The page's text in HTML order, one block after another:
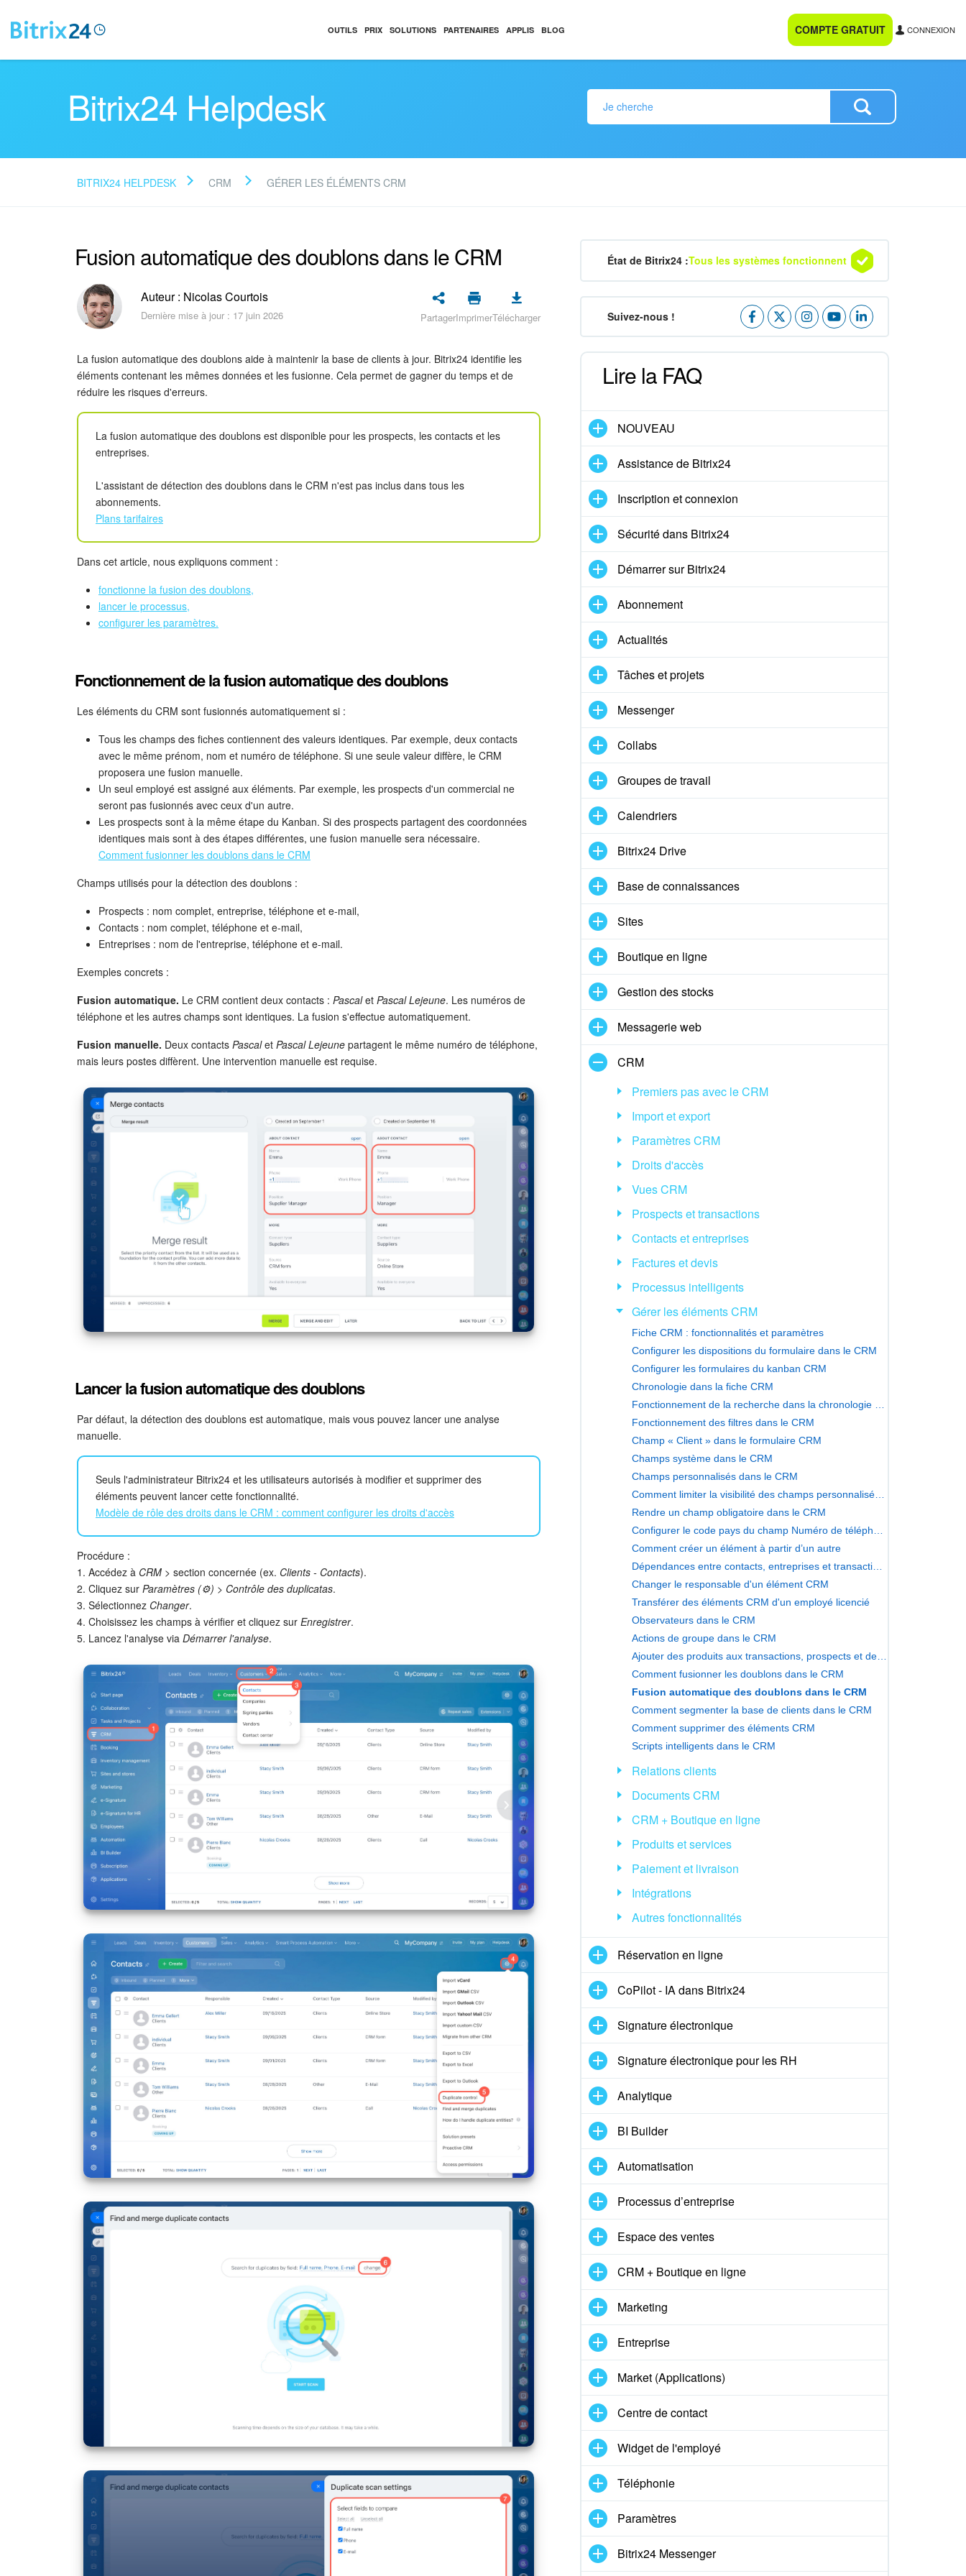
OUTILS PRIX SOLUTIONS PARTENAIRES APPLIS BLOG COMPTE GRATUIT CONNEXION
Bitrix24 Helpdesk
BITRIX24 HELPDESK CRM GÉRER LES ÉLÉMENTS CRM
Fusion automatique des doublons dans le CRM
Auteur : Nicolas Courtois
Dernière mise à jour : 17 juin 2026 PartagerImprimerTélécharger
La fusion automatique des doublons aide à maintenir la base de clients à jour. Bitrix24 identifie les
éléments contenant les mêmes données et les fusionne. Cela permet de gagner du temps et de
réduire les risques d'erreurs.
La fusion automatique des doublons est disponible pour les prospects, les contacts et les
entreprises.
L'assistant de détection des doublons dans le CRM n'est pas inclus dans tous les
abonnements.
Plans tarifaires
Dans cet article, nous expliquons comment :
fonctionne la fusion des doublons,
lancer le processus,
configurer les paramètres.
Fonctionnement de la fusion automatique des doublons
Les éléments du CRM sont fusionnés automatiquement si :
Tous les champs des fiches contiennent des valeurs identiques. Par exemple, deux contacts
avec le même prénom, nom et numéro de téléphone. Si une seule valeur diffère, le CRM
proposera une fusion manuelle.
Un seul employé est assigné aux éléments. Par exemple, les prospects d'un commercial ne
seront pas fusionnés avec ceux d'un autre.
Les prospects sont à la même étape du Kanban. Si des prospects partagent des coordonnées
identiques mais sont à des étapes différentes, une fusion manuelle sera nécessaire.
Comment fusionner les doublons dans le CRM
Champs utilisés pour la détection des doublons :
Prospects : nom complet, entreprise, téléphone et e-mail,
Contacts : nom complet, téléphone et e-mail,
Entreprises : nom de l'entreprise, téléphone et e-mail.
Exemples concrets :
Fusion automatique. Le CRM contient deux contacts : Pascalet Pascal Lejeune. Les numéros de
téléphone et les autres champs sont identiques. La fusion s'effectue automatiquement.
Fusion manuelle. Deux contacts Pascalet Pascal Lejeune partagent le même numéro de téléphone,
mais leurs postes diffèrent. Une intervention manuelle est requise.
Lancer la fusion automatique des doublons
Par défaut, la détection des doublons est automatique, mais vous pouvez lancer une analyse
manuelle.
Seuls l'administrateur Bitrix24 et les utilisateurs autorisés à modifier et supprimer des
éléments peuvent lancer cette fonctionnalité.
Modèle de rôle des droits dans le CRM : comment configurer les droits d'accès
Procédure :
1. Accédez à CRM > section concernée (ex. Clients - Contacts).
2. Cliquez sur Paramètres (⚙️) > Contrôle des duplicatas.
3. Sélectionnez Changer.
4. Choisissez les champs à vérifier et cliquez sur Enregistrer.
5. Lancez l'analyse via Démarrer l'analyse.
État de Bitrix24 :Tous les systèmes fonctionnent
Suivez-nous !
Lire la FAQ
NOUVEAU
Assistance de Bitrix24
Inscription et connexion
Sécurité dans Bitrix24
Démarrer sur Bitrix24
Abonnement
Actualités
Tâches et projets
Messenger
Collabs
Groupes de travail
Calendriers
Bitrix24 Drive
Base de connaissances
Sites
Boutique en ligne
Gestion des stocks
Messagerie web
CRM
Premiers pas avec le CRM
Import et export
Paramètres CRM
Droits d'accès
Vues CRM
Prospects et transactions
Contacts et entreprises
Factures et devis
Processus intelligents
Gérer les éléments CRM
Fiche CRM : fonctionnalités et paramètres
Configurer les dispositions du formulaire dans le CRM
Configurer les formulaires du kanban CRM
Chronologie dans la fiche CRM
Fonctionnement des filtres dans le CRM
Champ « Client » dans le formulaire CRM
Champs système dans le CRM
Champs personnalisés dans le CRM
Rendre un champ obligatoire dans le CRM
Comment créer un élément à partir d’un autre
Changer le responsable d'un élément CRM
Transférer des éléments CRM d'un employé licencié
Observateurs dans le CRM
Actions de groupe dans le CRM
Comment fusionner les doublons dans le CRM
Fusion automatique des doublons dans le CRM
Comment segmenter la base de clients dans le CRM
Comment supprimer des éléments CRM
Scripts intelligents dans le CRM
Relations clients
Documents CRM
CRM + Boutique en ligne
Produits et services
Paiement et livraison
Intégrations
Autres fonctionnalités
Réservation en ligne
CoPilot - IA dans Bitrix24
Signature électronique
Signature électronique pour les RH
Analytique
BI Builder
Automatisation
Processus d’entreprise
Espace des ventes
CRM + Boutique en ligne
Marketing
Entreprise
Market (Applications)
Centre de contact
Widget de l'employé
Téléphonie
Paramètres
Bitrix24 Messenger